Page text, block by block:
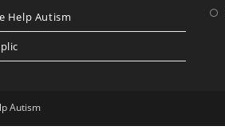
Help Autism
Autism